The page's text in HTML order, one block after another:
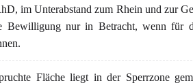
im Unterabstand zum Rhein und zur
Bewilligung nur in Betracht, wenn für
Fläche liegt in der Sperrzone